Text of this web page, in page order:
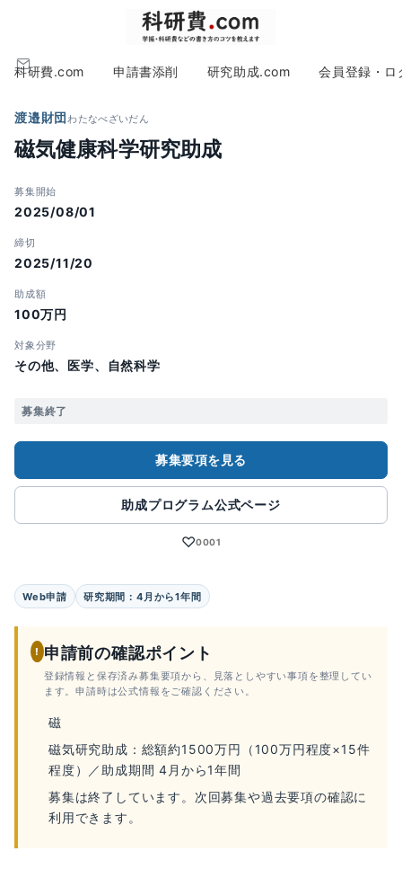
科研費.com 申請書添削 研究助成.com 会員登録・ロ
渡邉財団わたなべざいだん
磁気健康科学研究助成
募集開始
2025/08/01
締切
2025/11/20
助成額
100万円
対象分野
その他、医学、自然科学
募集終了
募集要項を見る
助成プログラム公式ページ
♡0001
Web申請 研究期間：4月から1年間
! 申請前の確認ポイント
登録情報と保存済み募集要項から、見落としやすい事項を整理してい
ます。申請時は公式情報をご確認ください。
磁
磁気研究助成：総額約1500万円（100万円程度×15件
程度）／助成期間 4月から1年間
募集は終了しています。次回募集や過去要項の確認に
利用できます。